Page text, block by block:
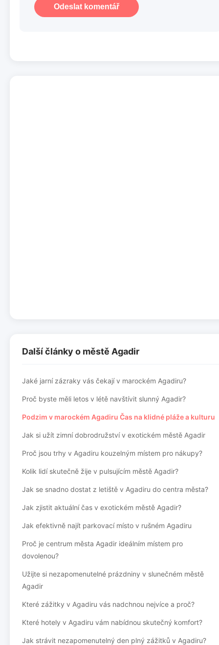
Odeslat komentář
Další články o městě Agadir
Jaké jarní zázraky vás čekají v marockém Agadiru?
Proč byste měli letos v létě navštívit slunný Agadir?
Podzim v marockém Agadiru Čas na klidné pláže a kulturu
Jak si užít zimní dobrodružství v exotickém městě Agadir
Proč jsou trhy v Agadiru kouzelným místem pro nákupy?
Kolik lidí skutečně žije v pulsujícím městě Agadir?
Jak se snadno dostat z letiště v Agadiru do centra města?
Jak zjistit aktuální čas v exotickém městě Agadir?
Jak efektivně najít parkovací místo v rušném Agadiru
Proč je centrum města Agadir ideálním místem pro
dovolenou?
Užijte si nezapomenutelné prázdniny v slunečném městě
Agadir
Které zážitky v Agadiru vás nadchnou nejvíce a proč?
Které hotely v Agadiru vám nabídnou skutečný komfort?
Jak strávit nezapomenutelný den plný zážitků v Agadiru?